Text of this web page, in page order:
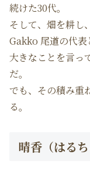
続けた30代。
そして、畑を耕し
Gakko 尾道の代表
大きなことを言っ
だ。
でも、その積み重
る。
晴香（はる